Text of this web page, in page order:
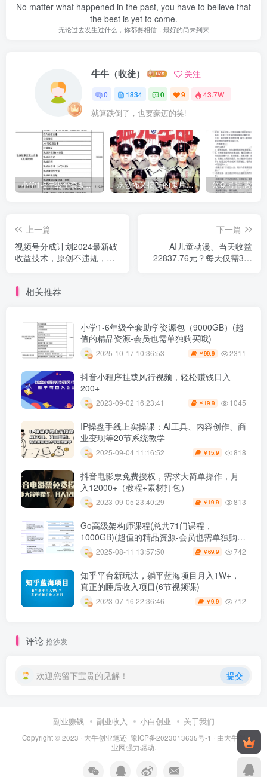
No matter what happened in the past, you have to believe that
the best is yet to come.
无论过去发生过什么，你都要相信，最好的尚未到来
牛牛（收徒） 关注
0 1834 0 9 43.7W+
就算跌倒了，也要豪迈的笑!
小学1-6年级全套助学资源包（9000GB）(超值的精品资源-会员也需单独购买哦) 既恐怖又搞笑的鬼片（10部猛鬼恐怖片都是喜剧片）
上一篇
视频号分成计划2024最新破
收益技术，原创不违规，三
下一篇
AI儿童动漫、当天收益
22837.76元？每天仅需3分
相关推荐
小学1-6年级全套助学资源包（9000GB）(超
值的精品资源-会员也需单独购买哦)
2025-10-17 10:36:53 ￥99.9 2311
抖音小程序挂载风行视频，轻松赚钱日入
200+
2023-09-02 16:23:41 ￥ 19.9 1045
IP操盘手线上实操课：AI工具、内容创作、商
业变现等20节系统教学
2025-09-04 11:16:52 ￥ 15.9 818
抖音电影票免费授权，需求大简单操作，月
入12000+（教程+素材打包）
2023-09-05 23:40:29 ￥ 19.9 813
Go高级架构师课程(总共71门课程，
1000GB)(超值的精品资源-会员也需单独购买
哦)
2025-08-11 13:57:50 ￥69.9 742
知乎平台新玩法，躺平蓝海项目月入1W+，
真正的睡后收入项目(6节视频课)
2023-07-16 22:36:46 ￥9.9 712
评论 抢沙发
欢迎您留下宝贵的见解！ 提交
副业赚钱 副业收入 小白创业 关于我们
Copyright © 2023 · 大牛创业笔迹· 豫ICP备2023013635号-1 · 由大牛创
业网强力驱动.